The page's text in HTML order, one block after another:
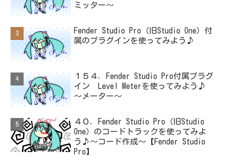
ミッター～
Fender Studio Pro（旧Studio One）付
属のプラグインを使ってみよう♪
１５４．Fender Studio Pro付属プラグ
イン Level Meterを使ってみよう♪
～メーター～
４０．Fender Studio Pro（旧Studio
One）のコードトラックを使ってみよ
う♪～コード作成～【Fender Studio
Pro】